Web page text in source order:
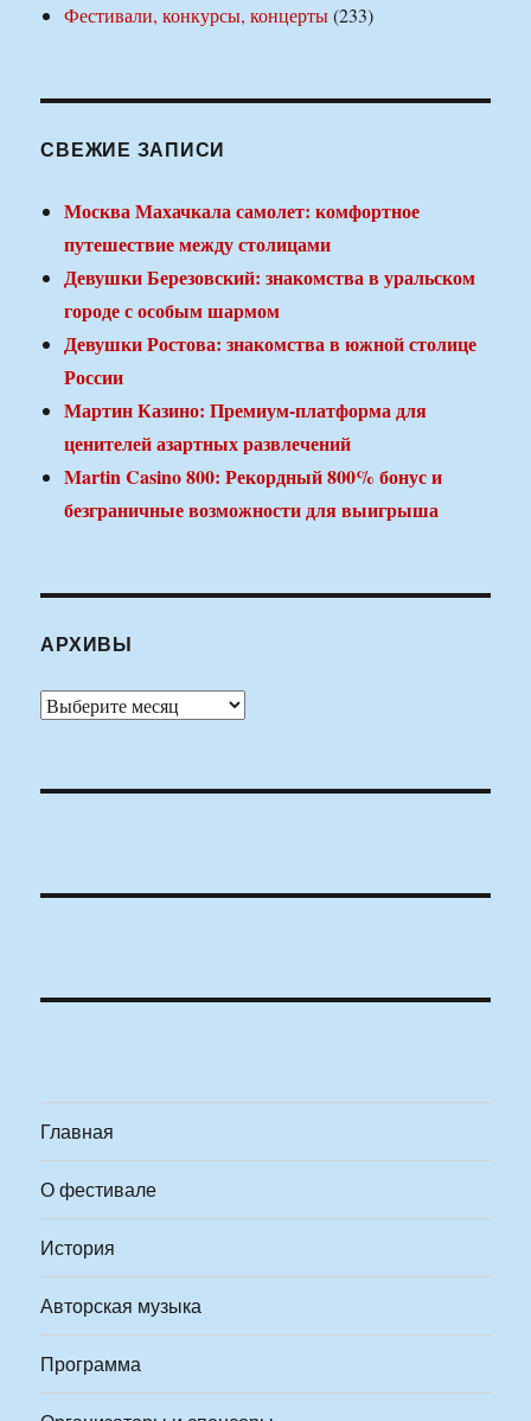
Фестивали, конкурсы, концерты(233)
СВЕЖИЕ ЗАПИСИ
Москва Махачкала самолет: комфортное
путешествие между столицами
Девушки Березовский: знакомства в уральском
городе с особым шармом
Девушки Ростова: знакомства в южной столице
России
Мартин Казино: Премиум-платформа для
ценителей азартных развлечений
Martin Casino 800: Рекордный 800% бонус и
безграничные возможности для выигрыша
АРХИВЫ
Архивы
Главная
О фестивале
История
Авторская музыка
Программа